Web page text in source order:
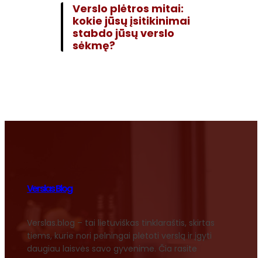
Verslo plėtros mitai:
kokie jūsų įsitikinimai
stabdo jūsų verslo
sėkmę?
Verslas Blog
Verslas.blog – tai lietuviškas tinklaraštis, skirtas
tiems, kurie nori pelningai plėtoti verslą ir įgyti
daugiau laisvės savo gyvenime. Čia rasite